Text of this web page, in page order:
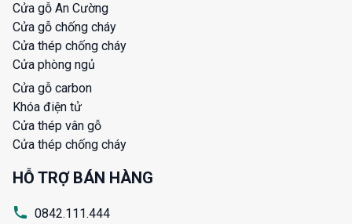
Cửa gỗ An Cường
Cửa gỗ chống cháy
Cửa thép chống cháy
Cửa phòng ngủ
Cửa gỗ carbon
Khóa điện tử
Cửa thép vân gỗ
Cửa thép chống cháy
HỖ TRỢ BÁN HÀNG
0842.111.444